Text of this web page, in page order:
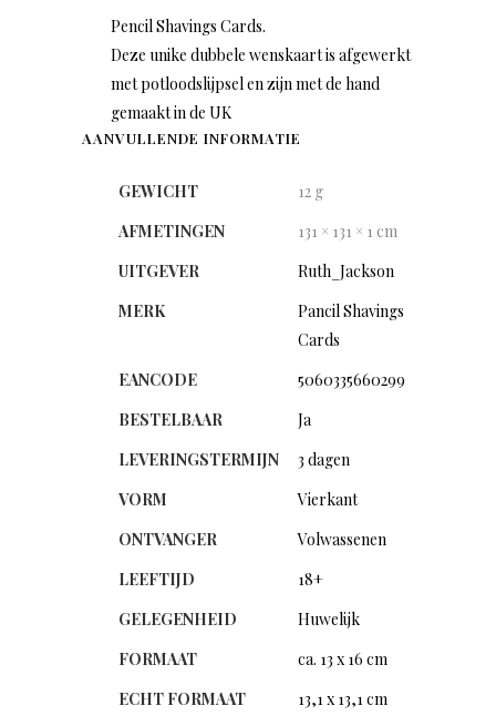
Pencil Shavings Cards.
Deze unike dubbele wenskaart is afgewerkt
met potloodslijpsel en zijn met de hand
gemaakt in de UK
AANVULLENDE INFORMATIE
GEWICHT
12 g
AFMETINGEN
131 × 131 × 1 cm
UITGEVER
Ruth_Jackson
MERK
Pancil Shavings
Cards
EANCODE
5060335660299
BESTELBAAR
Ja
LEVERINGSTERMIJN
3 dagen
VORM
Vierkant
ONTVANGER
Volwassenen
LEEFTIJD
18+
GELEGENHEID
Huwelijk
FORMAAT
ca. 13 x 16 cm
ECHT FORMAAT
13,1 x 13,1 cm